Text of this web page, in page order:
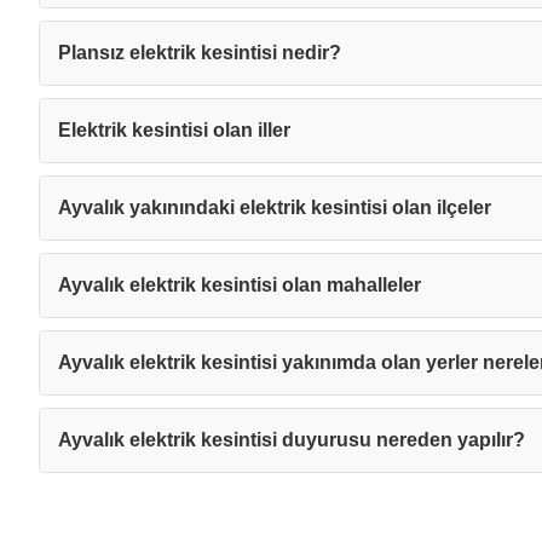
Plansız elektrik kesintisi nedir?
Elektrik kesintisi olan iller
Ayvalık yakınındaki elektrik kesintisi olan ilçeler
Ayvalık elektrik kesintisi olan mahalleler
Ayvalık elektrik kesintisi yakınımda olan yerler
Ayvalık elektrik kesintisi duyurusu nereden yapılır?